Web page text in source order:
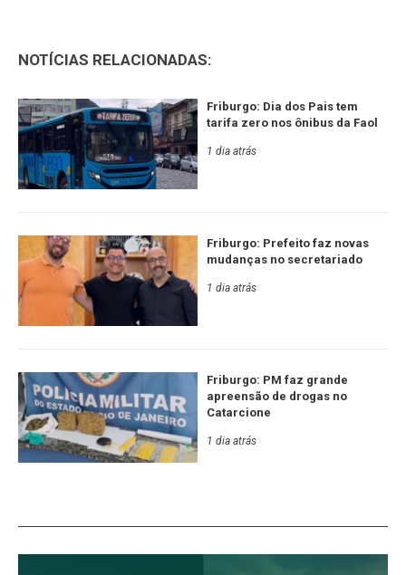
NOTÍCIAS RELACIONADAS:
Friburgo: Dia dos Pais tem
tarifa zero nos ônibus da Faol
1 dia atrás
Friburgo: Prefeito faz novas
mudanças no secretariado
1 dia atrás
Friburgo: PM faz grande
apreensão de drogas no
Catarcione
1 dia atrás